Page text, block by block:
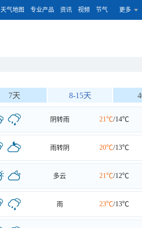
天气地图 专业产品 资讯 视频 节气 更多
7天 8-15天
阴转雨 21℃/14℃
雨转阴 20℃/13℃
多云 21℃/12℃
雨 23℃/13℃